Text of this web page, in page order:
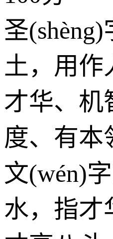
圣
土，用作
才华、机
度、有本
文(wén)
水，指才